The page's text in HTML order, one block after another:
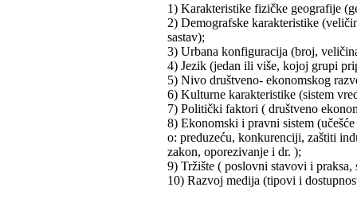
1) Karakteristike fizičke geografije
2) Demografske karakteristike
sastav);
3) Urbana konfiguracija (broj,
4) Jezik (jedan ili više, kojoj grupi
5) Nivo društveno- ekonomskog
6) Kulturne karakteristike (sistem
7) Politički faktori ( društveno
8) Ekonomski i pravni sistem
o: preduzeću, konkurenciji, zaštiti
zakon, oporezivanje i dr. );
9) Tržište ( poslovni stavovi i
10) Razvoj medija (tipovi i